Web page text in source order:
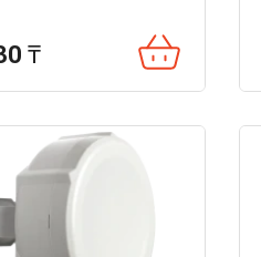
₸